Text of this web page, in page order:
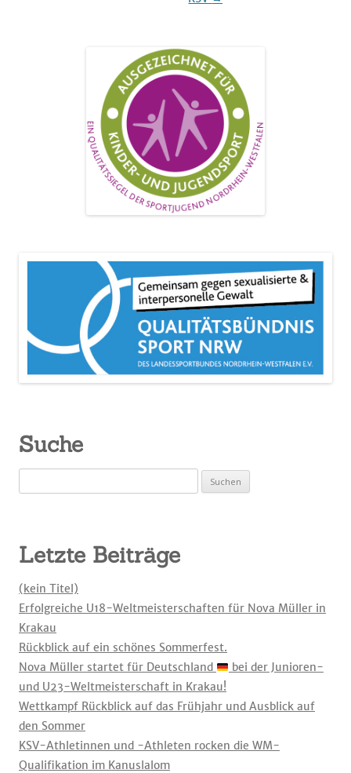
Suche
nach:
Letzte Beiträge
(kein Titel)
Erfolgreiche U18-Weltmeisterschaften für Nova Müller in
Krakau
Rückblick auf ein schönes Sommerfest.
Nova Müller startet für Deutschland
bei der Junioren-
und U23-Weltmeisterschaft in Krakau!
Wettkampf Rückblick auf das Frühjahr und Ausblick auf
den Sommer
KSV-Athletinnen und -Athleten rocken die WM-
Qualifikation im Kanuslalom